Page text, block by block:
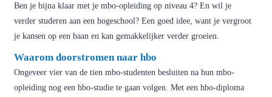
Ben je bijna klaar met je mbo-opleiding op niveau 4? En wil je
verder studeren aan een hogeschool? Een goed idee, want je vergroot
je kansen op een baan en kan gemakkelijker verder groeien.
Waarom doorstromen naar hbo
Ongeveer vier van de tien mbo-studenten besluiten na hun mbo-
opleiding nog een hbo-studie te gaan volgen. Met een hbo-diploma